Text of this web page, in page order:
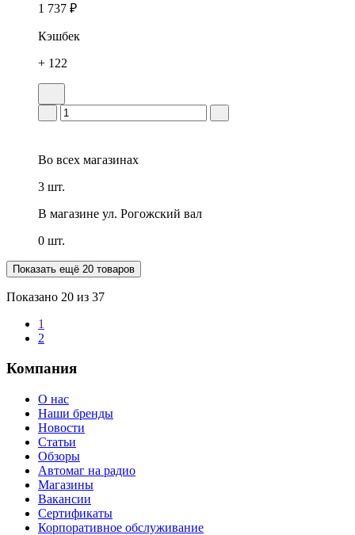
1 737 ₽
Кэшбек
+ 122
Во всех магазинах
3 шт.
В магазине ул. Рогожский вал
0 шт.
Показать ещё 20 товаров
Показано 20 из 37
1
2
Компания
О нас
Наши бренды
Новости
Статьи
Обзоры
Автомаг на радио
Магазины
Вакансии
Сертификаты
Корпоративное обслуживание